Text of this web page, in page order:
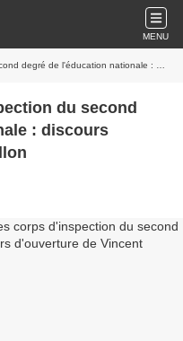
MENU
nationale : discours d'ouverture de Vincent Peillon
du second
: discours